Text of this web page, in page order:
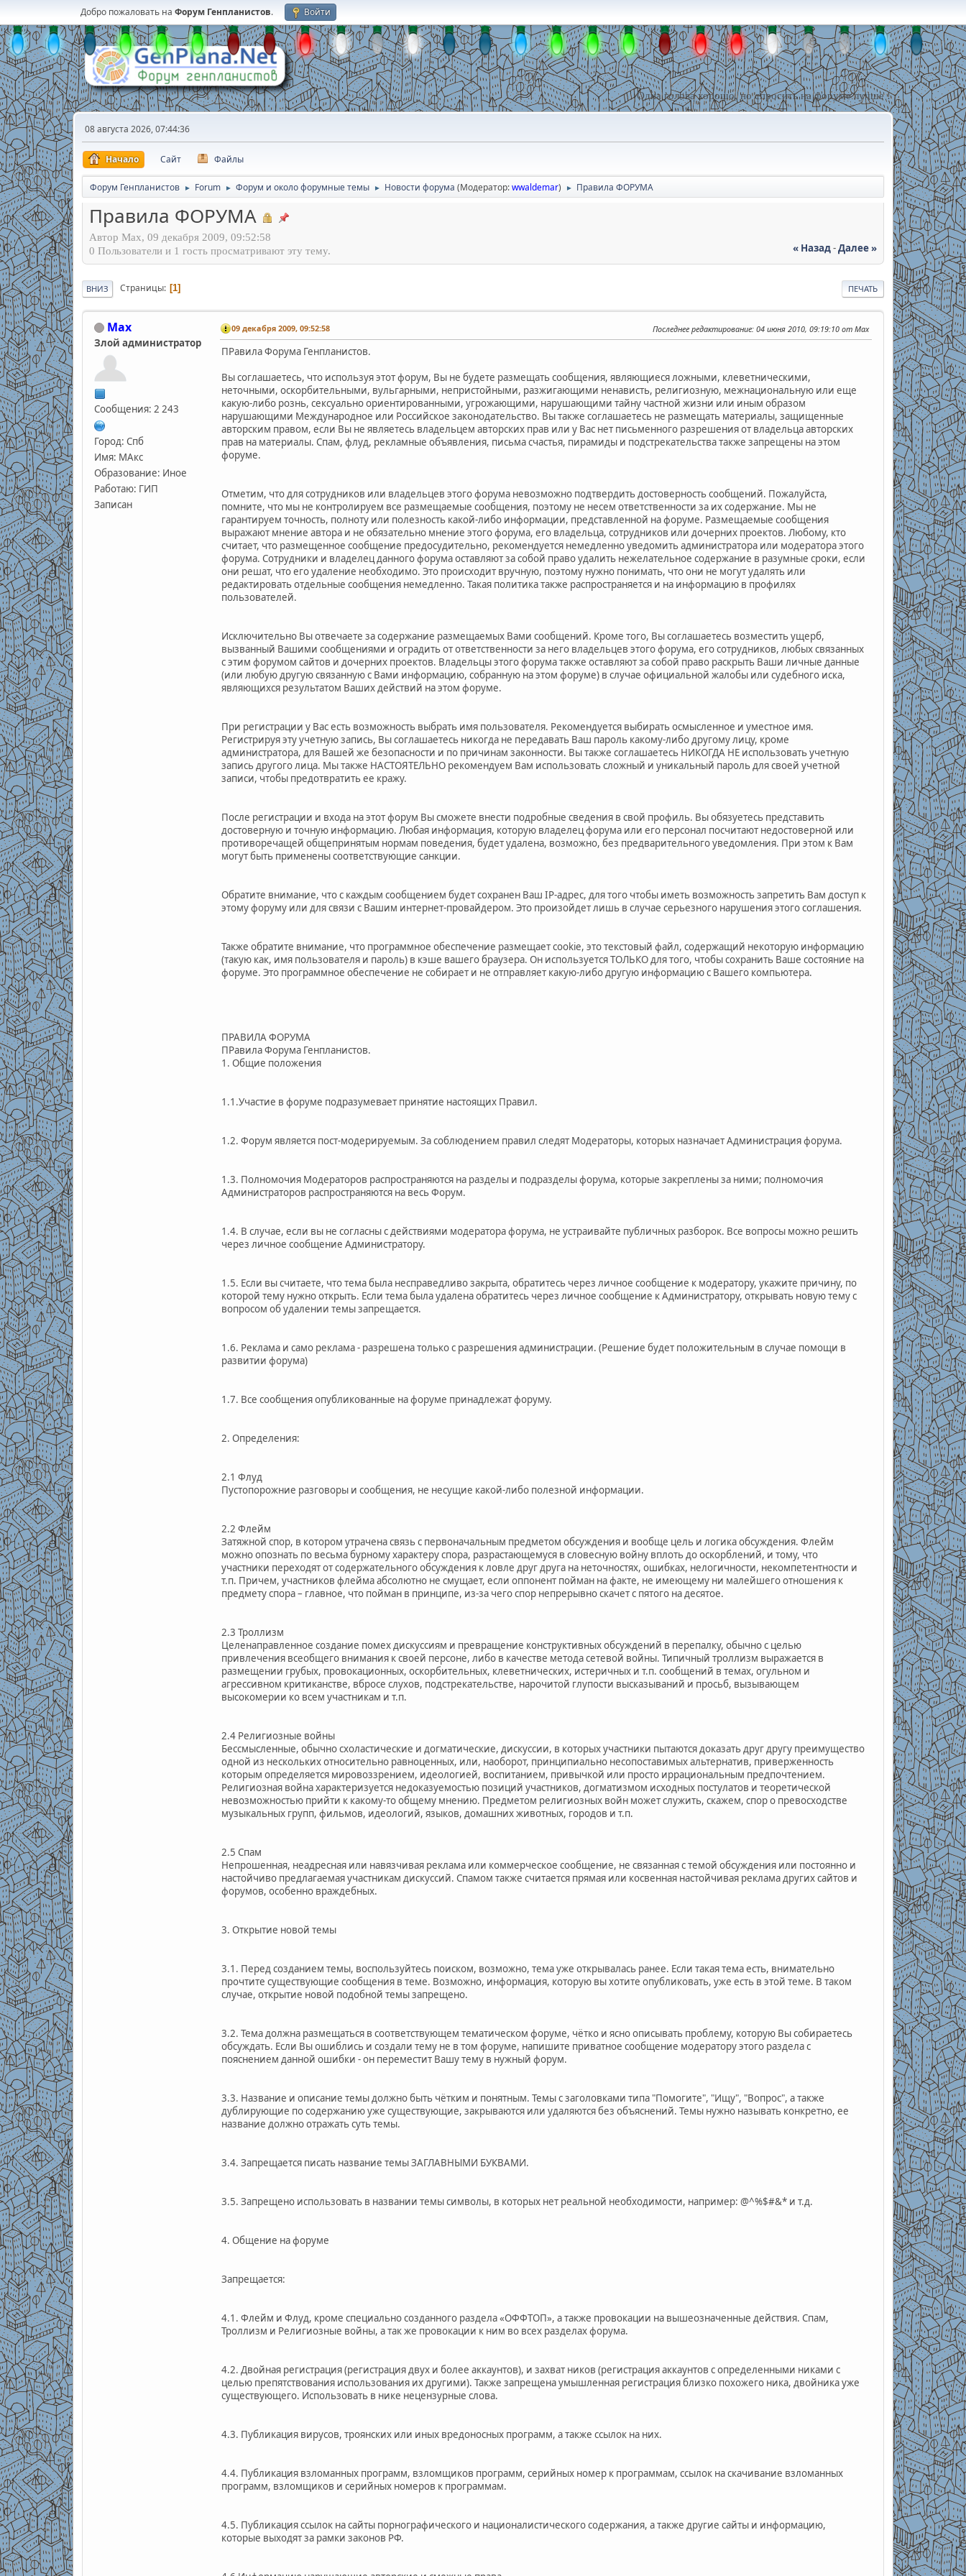
Добро пожаловать на Форум Генпланистов. Войти
Одна голова хорошо, но спросить на форуме лучше !
08 августа 2026, 07:44:36
Начало Сайт Файлы
Форум Генпланистов ► Forum ► Форум и около форумные темы ► Новости форума (Модератор:wwaldemar) ► Правила ФОРУМА
Правила ФОРУМА
Автор Max, 09 декабря 2009, 09:52:58
« Назад-Далее »
0 Пользователи и 1 гость просматривают эту тему.
ПЕЧАТЬ
ВНИЗ Страницы 1
Max
Злой администратор
Сообщения: 2 243
Город: Спб
Имя: МАкс
Образование: Иное
Работаю: ГИП
Записан
09 декабря 2009, 09:52:58 Последнее редактирование: 04 июня 2010, 09:19:10 от Max
ПРавила Форума Генпланистов.
Вы соглашаетесь, что используя этот форум, Вы не будете размещать сообщения, являющиеся ложными, клеветническими,
неточными, оскорбительными, вульгарными, непристойными, разжигающими ненависть, религиозную, межнациональную или еще
какую-либо рознь, сексуально ориентированными, угрожающими, нарушающими тайну частной жизни или иным образом
нарушающими Международное или Российское законодательство. Вы также соглашаетесь не размещать материалы, защищенные
авторским правом, если Вы не являетесь владельцем авторских прав или у Вас нет письменного разрешения от владельца авторских
прав на материалы. Спам, флуд, рекламные объявления, письма счастья, пирамиды и подстрекательства также запрещены на этом
форуме.
Отметим, что для сотрудников или владельцев этого форума невозможно подтвердить достоверность сообщений. Пожалуйста,
помните, что мы не контролируем все размещаемые сообщения, поэтому не несем ответственности за их содержание. Мы не
гарантируем точность, полноту или полезность какой-либо информации, представленной на форуме. Размещаемые сообщения
выражают мнение автора и не обязательно мнение этого форума, его владельца, сотрудников или дочерних проектов. Любому, кто
считает, что размещенное сообщение предосудительно, рекомендуется немедленно уведомить администратора или модератора этого
форума. Сотрудники и владелец данного форума оставляют за собой право удалить нежелательное содержание в разумные сроки, если
они решат, что его удаление необходимо. Это происходит вручную, поэтому нужно понимать, что они не могут удалять или
редактировать отдельные сообщения немедленно. Такая политика также распространяется и на информацию в профилях
пользователей.
Исключительно Вы отвечаете за содержание размещаемых Вами сообщений. Кроме того, Вы соглашаетесь возместить ущерб,
вызванный Вашими сообщениями и оградить от ответственности за него владельцев этого форума, его сотрудников, любых связанных
с этим форумом сайтов и дочерних проектов. Владельцы этого форума также оставляют за собой право раскрыть Ваши личные данные
(или любую другую связанную с Вами информацию, собранную на этом форуме) в случае официальной жалобы или судебного иска,
являющихся результатом Ваших действий на этом форуме.
При регистрации у Вас есть возможность выбрать имя пользователя. Рекомендуется выбирать осмысленное и уместное имя.
Регистрируя эту учетную запись, Вы соглашаетесь никогда не передавать Ваш пароль какому-либо другому лицу, кроме
администратора, для Вашей же безопасности и по причинам законности. Вы также соглашаетесь НИКОГДА НЕ использовать учетную
запись другого лица. Мы также НАСТОЯТЕЛЬНО рекомендуем Вам использовать сложный и уникальный пароль для своей учетной
записи, чтобы предотвратить ее кражу.
После регистрации и входа на этот форум Вы сможете внести подробные сведения в свой профиль. Вы обязуетесь представить
достоверную и точную информацию. Любая информация, которую владелец форума или его персонал посчитают недостоверной или
противоречащей общепринятым нормам поведения, будет удалена, возможно, без предварительного уведомления. При этом к Вам
могут быть применены соответствующие санкции.
Обратите внимание, что с каждым сообщением будет сохранен Ваш IP-адрес, для того чтобы иметь возможность запретить Вам доступ к
этому форуму или для связи с Вашим интернет-провайдером. Это произойдет лишь в случае серьезного нарушения этого соглашения.
Также обратите внимание, что программное обеспечение размещает cookie, это текстовый файл, содержащий некоторую информацию
(такую как, имя пользователя и пароль) в кэше вашего браузера. Он используется ТОЛЬКО для того, чтобы сохранить Ваше состояние на
форуме. Это программное обеспечение не собирает и не отправляет какую-либо другую информацию с Вашего компьютера.
ПРАВИЛА ФОРУМА
ПРавила Форума Генпланистов.
1. Общие положения
1.1.Участие в форуме подразумевает принятие настоящих Правил.
1.2. Форум является пост-модерируемым. За соблюдением правил следят Модераторы, которых назначает Администрация форума.
1.3. Полномочия Модераторов распространяются на разделы и подразделы форума, которые закреплены за ними; полномочия
Администраторов распространяются на весь Форум.
1.4. В случае, если вы не согласны с действиями модератора форума, не устраивайте публичных разборок. Все вопросы можно решить
через личное сообщение Администратору.
1.5. Если вы считаете, что тема была несправедливо закрыта, обратитесь через личное сообщение к модератору, укажите причину, по
которой тему нужно открыть. Если тема была удалена обратитесь через личное сообщение к Администратору, открывать новую тему с
вопросом об удалении темы запрещается.
1.6. Реклама и само реклама - разрешена только с разрешения администрации. (Решение будет положительным в случае помощи в
развитии форума)
1.7. Все сообщения опубликованные на форуме принадлежат форуму.
2. Определения:
2.1 Флуд
Пустопорожние разговоры и сообщения, не несущие какой-либо полезной информации.
2.2 Флейм
Затяжной спор, в котором утрачена связь с первоначальным предметом обсуждения и вообще цель и логика обсуждения. Флейм
можно опознать по весьма бурному характеру спора, разрастающемуся в словесную войну вплоть до оскорблений, и тому, что
участники переходят от содержательного обсуждения к ловле друг друга на неточностях, ошибках, нелогичности, некомпетентности и
т.п. Причем, участников флейма абсолютно не смущает, если оппонент пойман на факте, не имеющему ни малейшего отношения к
предмету спора – главное, что пойман в принципе, из-за чего спор непрерывно скачет с пятого на десятое.
2.3 Троллизм
Целенаправленное создание помех дискуссиям и превращение конструктивных обсуждений в перепалку, обычно с целью
привлечения всеобщего внимания к своей персоне, либо в качестве метода сетевой войны. Типичный троллизм выражается в
размещении грубых, провокационных, оскорбительных, клеветнических, истеричных и т.п. сообщений в темах, огульном и
агрессивном критиканстве, вбросе слухов, подстрекательстве, нарочитой глупости высказываний и просьб, вызывающем
высокомерии ко всем участникам и т.п.
2.4 Религиозные войны
Бессмысленные, обычно схоластические и догматические, дискуссии, в которых участники пытаются доказать друг другу преимущество
одной из нескольких относительно равноценных, или, наоборот, принципиально несопоставимых альтернатив, приверженность
которым определяется мировоззрением, идеологией, воспитанием, привычкой или просто иррациональным предпочтением.
Религиозная война характеризуется недоказуемостью позиций участников, догматизмом исходных постулатов и теоретической
невозможностью прийти к какому-то общему мнению. Предметом религиозных войн может служить, скажем, спор о превосходстве
музыкальных групп, фильмов, идеологий, языков, домашних животных, городов и т.п.
2.5 Спам
Непрошенная, неадресная или навязчивая реклама или коммерческое сообщение, не связанная с темой обсуждения или постоянно и
настойчиво предлагаемая участникам дискуссий. Спамом также считается прямая или косвенная настойчивая реклама других сайтов и
форумов, особенно враждебных.
3. Открытие новой темы
3.1. Перед созданием темы, воспользуйтесь поиском, возможно, тема уже открывалась ранее. Если такая тема есть, внимательно
прочтите существующие сообщения в теме. Возможно, информация, которую вы хотите опубликовать, уже есть в этой теме. В таком
случае, открытие новой подобной темы запрещено.
3.2. Тема должна размещаться в соответствующем тематическом форуме, чётко и ясно описывать проблему, которую Вы собираетесь
обсуждать. Если Вы ошиблись и создали тему не в том форуме, напишите приватное сообщение модератору этого раздела с
пояснением данной ошибки - он переместит Вашу тему в нужный форум.
3.3. Название и описание темы должно быть чётким и понятным. Темы с заголовками типа "Помогите", "Ищу", "Вопрос", а также
дублирующие по содержанию уже существующие, закрываются или удаляются без объяснений. Темы нужно называть конкретно, ее
название должно отражать суть темы.
3.4. Запрещается писать название темы ЗАГЛАВНЫМИ БУКВАМИ.
3.5. Запрещено использовать в названии темы символы, в которых нет реальной необходимости, например: @^%$#&* и т.д.
4. Общение на форуме
Запрещается:
4.1. Флейм и Флуд, кроме специально созданного раздела «ОФФТОП», а также провокации на вышеозначенные действия. Спам,
Троллизм и Религиозные войны, а так же провокации к ним во всех разделах форума.
4.2. Двойная регистрация (регистрация двух и более аккаунтов), и захват ников (регистрация аккаунтов с определенными никами с
целью препятствования использования их другими). Также запрещена умышленная регистрация близко похожего ника, двойника уже
существующего. Использовать в нике нецензурные слова.
4.3. Публикация вирусов, троянских или иных вредоносных программ, а также ссылок на них.
4.4. Публикация взломанных программ, взломщиков программ, серийных номер к программам, ссылок на скачивание взломанных
программ, взломщиков и серийных номеров к программам.
4.5. Публикация ссылок на сайты порнографического и националистического содержания, а также другие сайты и информацию,
которые выходят за рамки законов РФ.